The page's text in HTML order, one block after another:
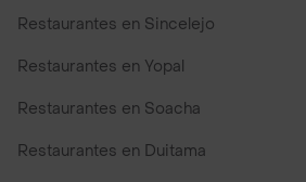
Restaurantes en Sincelejo
Restaurantes en Yopal
Restaurantes en Soacha
Restaurantes en Duitama